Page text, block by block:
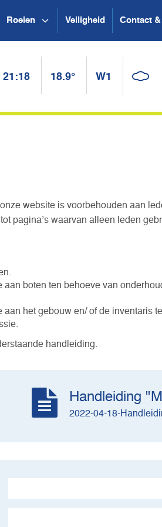
Roeien Veiligheid Contact &
21:18 18.9° W1
website is voorbehouden aan
pagina’s waarvan alleen leden
aan boten ten behoeve van
aan het gebouw en/ of de inventaris
handleiding.
Handleiding
2022-04-18-